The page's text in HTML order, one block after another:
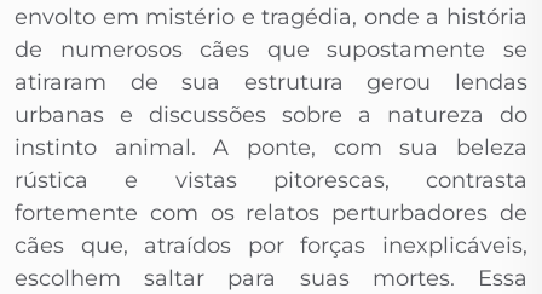
envolto em mistério e tragédia, onde a história
de numerosos cães que supostamente se
atiraram de sua estrutura gerou lendas
urbanas e discussões sobre a natureza do
instinto animal. A ponte, com sua beleza
rústica e vistas pitorescas, contrasta
fortemente com os relatos perturbadores de
cães que, atraídos por forças inexplicáveis,
escolhem saltar para suas mortes. Essa